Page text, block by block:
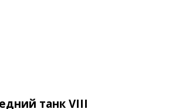
танк VIII